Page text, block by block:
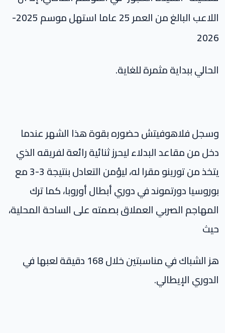
اللاعب البالغ من العمر 25 عاما استهل موسم 2025-
2026
الحالي ببداية مثمرة للغاية.
وسجل فلاهوفيتش حضوره بقوة هذا الشهر عندما
دخل من مقاعد البدلاء ليحرز ثنائية رائعة لفريقه الذي
يتخذ من تورينو مقرا له، ليؤمن التعادل بنتيجة 3-3 مع
بوروسيا دورتموند في دوري أبطال أوروبا، كما ترك
المهاجم الصربي العملاق بصمته على الساحة المحلية،
حيث
هز الشباك في مناسبتين خلال 168 دقيقة لعبها في
الدوري الإيطالي.